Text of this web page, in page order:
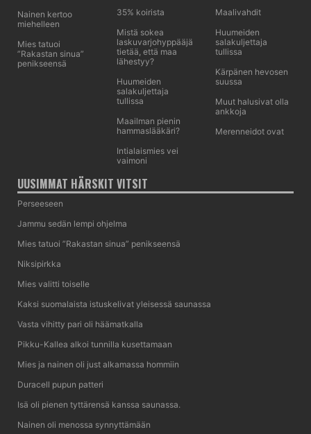
Nainen kertoo
miehelleen
Mies tatuoi
”Rakastan sinua”
penikseensä
35% koirista
Mistä sokea
laskuvarjohyppääjä
tietää, että maa
lähestyy?
Huumeiden
salakuljettaja
tullissa
Maailman pienin
hammaslääkäri?
Intialaismies vei
vaimoni
Maalivahdit
Huumeiden
salakuljettaja
tullissa
Kärpänen hevosen
suussa
Muut halusivat olla
ankkoja
Merenneidot ovat
UUSIMMAT HÄRSKIT VITSIT
Perseeseen
Jammu sedän lempi ohjelma
Mies tatuoi ”Rakastan sinua” penikseensä
Niksipirkka
Mies valitti toiselle
Kaksi suomalaista istuskelivat yleisessä saunassa
Vasta vihitty pari oli häämatkalla
Pikku-Kallea alkoi tunnilla kusettamaan
Mies ja nainen oli just alkamassa hommiin
Duracell pupun patteri
Isä oli pienen tyttärensä kanssa saunassa.
Nainen oli menossa synnyttämään